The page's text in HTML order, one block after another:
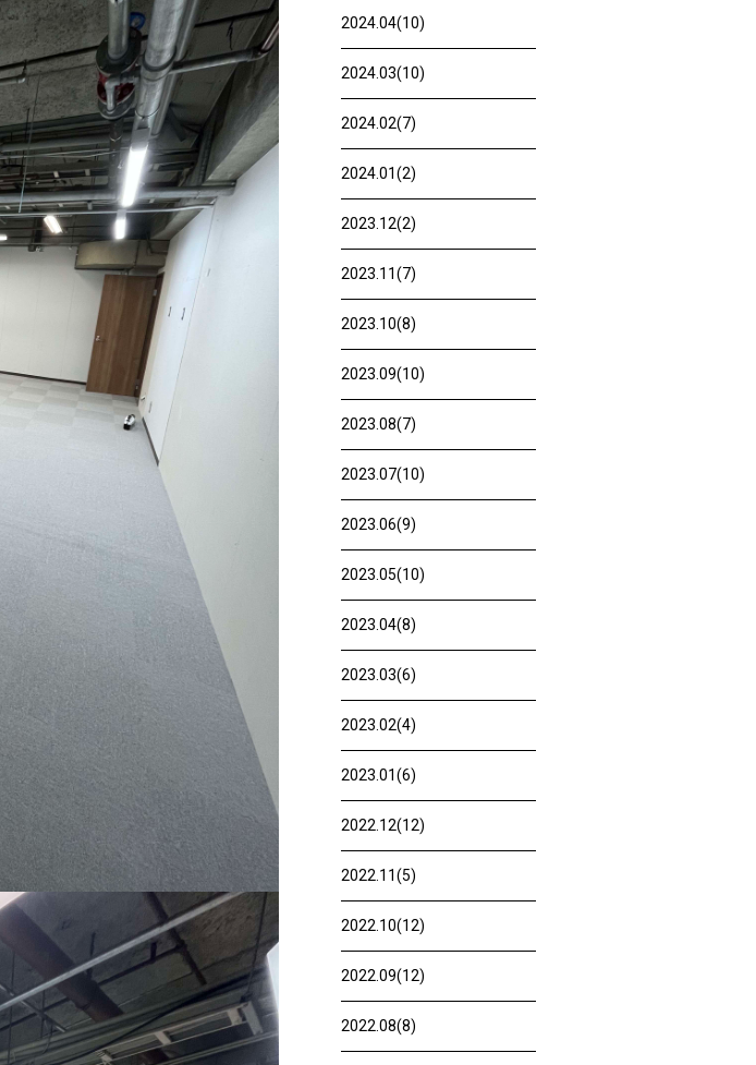
2024.04(10)
2024.03(10)
2024.02(7)
2024.01(2)
2023.12(2)
2023.11(7)
2023.10(8)
2023.09(10)
2023.08(7)
2023.07(10)
2023.06(9)
2023.05(10)
2023.04(8)
2023.03(6)
2023.02(4)
2023.01(6)
2022.12(12)
2022.11(5)
2022.10(12)
2022.09(12)
2022.08(8)